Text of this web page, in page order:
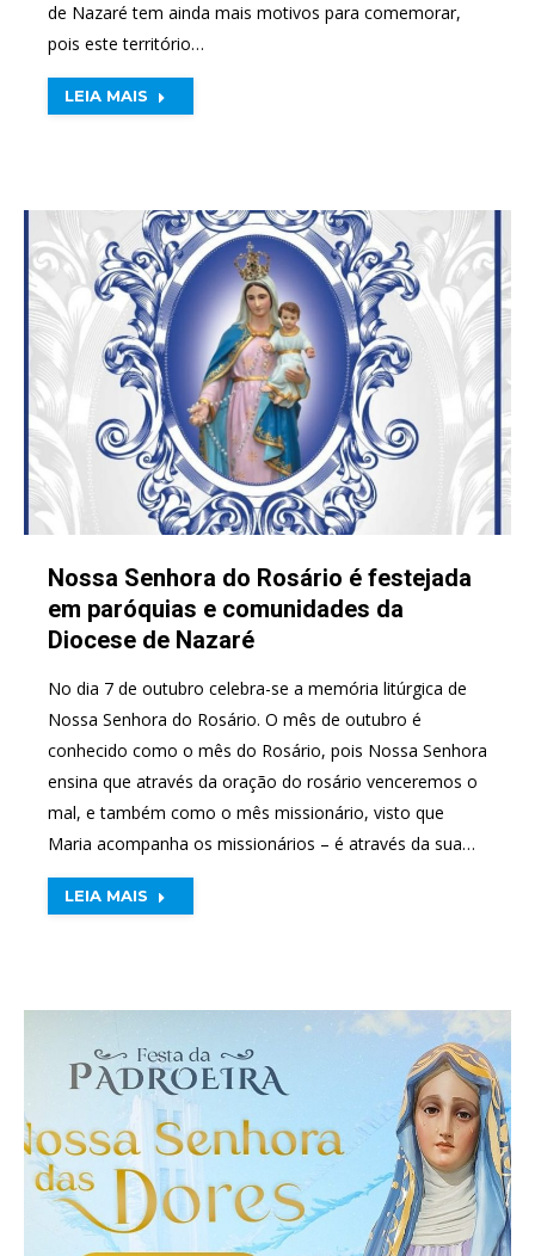
de Nazaré tem ainda mais motivos para comemorar,
pois este território…
LEIA MAIS
Nossa Senhora do Rosário é festejada
em paróquias e comunidades da
Diocese de Nazaré
No dia 7 de outubro celebra-se a memória litúrgica de
Nossa Senhora do Rosário. O mês de outubro é
conhecido como o mês do Rosário, pois Nossa Senhora
ensina que através da oração do rosário venceremos o
mal, e também como o mês missionário, visto que
Maria acompanha os missionários – é através da sua…
LEIA MAIS